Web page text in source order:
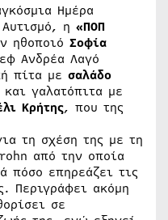
Ημέρα
η «ΠΟΠ
ηθοποιό Σοφία
Ανδρέα Λαγό
πίτα με σαλάδο
γαλατόπιτα με
Κρήτης, που της
τη σχέση της με τη
από την οποία
πόσο επηρεάζει τις
Περιγράφει ακόμη
σε